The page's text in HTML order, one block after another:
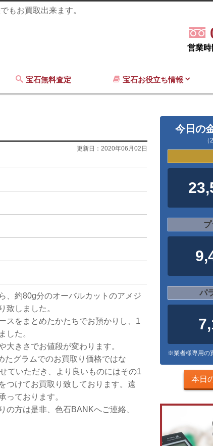
もお買取出来ます。
営業
宝石無料査定 宝石お役立ち情報
更新日： 2020年06月02日
、約80g分のオーバルカットのアメジ
致しました。
スをまとめたかたちでお預かりし、1
した。
大きさでお値段が変わります。
たグラムでのお買取り価格ではな
ていただき、より良いものにはその1
つけてお買取り致しております。遠
っております。
の方は是非、色石BANKへご連絡、
今日の
パ
※業者様専用の
本日